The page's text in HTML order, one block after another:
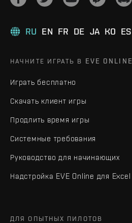
RU EN FR DE JA KO ES
НАЧНИТЕ ИГРАТЬ В EVE ONLINE
Играть бесплатно
Скачать клиент игры
Продлить время игры
Системные требования
Руководство для начинающих
Надстройка EVE Online для Excel
ДЛЯ ОПЫТНЫХ ПИЛОТОВ